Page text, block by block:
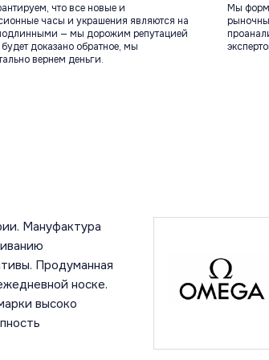
что все новые и
часы и украшения являются на
— мы дорожим репутацией
доказано обратное, мы
вернем деньги.
Мы
Мануфактура
Продуманная
носке.
высоко